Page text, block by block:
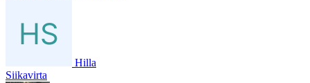
Hilla
Siikavirta